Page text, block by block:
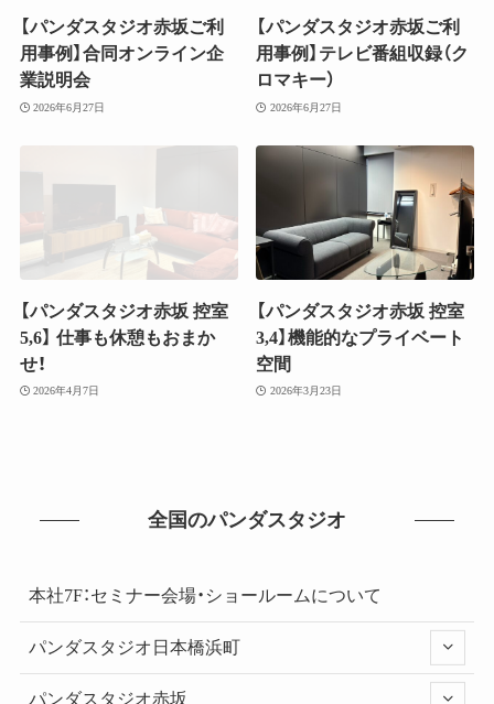
【パンダスタジオ赤坂ご利
用事例】合同オンライン企
業説明会
2026年6月27日
【パンダスタジオ赤坂ご利
用事例】テレビ番組収録（ク
ロマキー）
2026年6月27日
【パンダスタジオ赤坂 控室
5,6】 仕事も休憩もおまか
せ！
2026年4月7日
【パンダスタジオ赤坂 控室
3,4】機能的なプライベート
空間
2026年3月23日
全国のパンダスタジオ
本社7F：セミナー会場・ショールームについて
パンダスタジオ日本橋浜町
パンダスタジオ赤坂